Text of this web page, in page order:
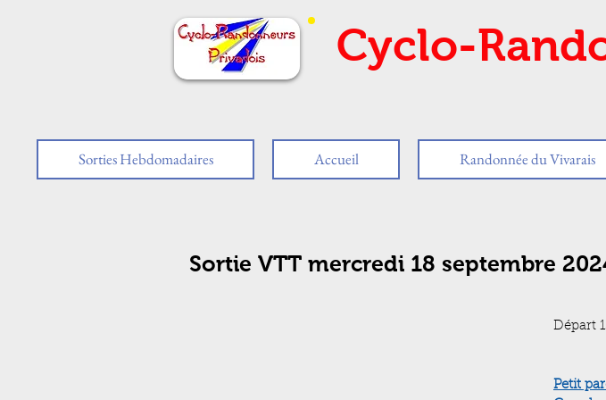
Cyclo-
Sorties Hebdomadaires Accueil Randonnée du Vivarais
Sortie VTT mercredi 18 septembre
Départ
Petit